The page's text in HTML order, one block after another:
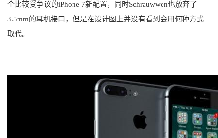
个比较受争议的iPhone 7新配置，同时Schrauwwen也放弃了
3.5mm的耳机接口，但是在设计图上并没有看到会用何种方式
取代。